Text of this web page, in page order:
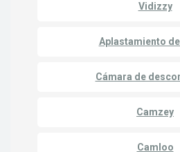
Vidizzy
Aplastamiento
Cámara de
Camzey
Camloo